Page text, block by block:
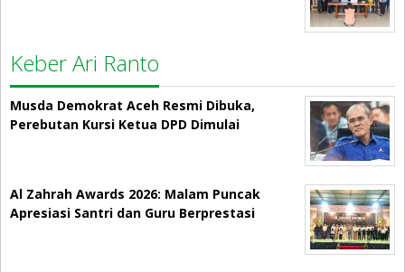
Keber Ari Ranto
Musda Demokrat Aceh Resmi Dibuka,
Perebutan Kursi Ketua DPD Dimulai
Al Zahrah Awards 2026: Malam Puncak
Apresiasi Santri dan Guru Berprestasi